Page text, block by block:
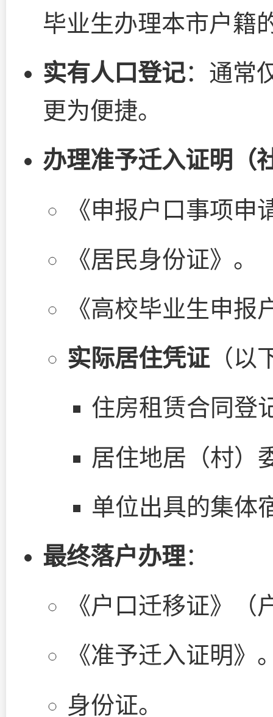
毕业生办理本市户籍
实有人口登记：通常
更为便捷。
办理准予迁入证明（
《申报户口事项申
《居民身份证》。
《高校毕业生申报
实际居住凭证（以
住房租赁合同登
居住地居（村）
单位出具的集体
最终落户办理：
《户口迁移证》
《准予迁入证明》
身份证。